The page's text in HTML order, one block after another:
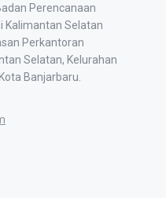
Perencanaan
Kalimantan Selatan
Perkantoran
Selatan, Kelurahan
Banjarbaru.